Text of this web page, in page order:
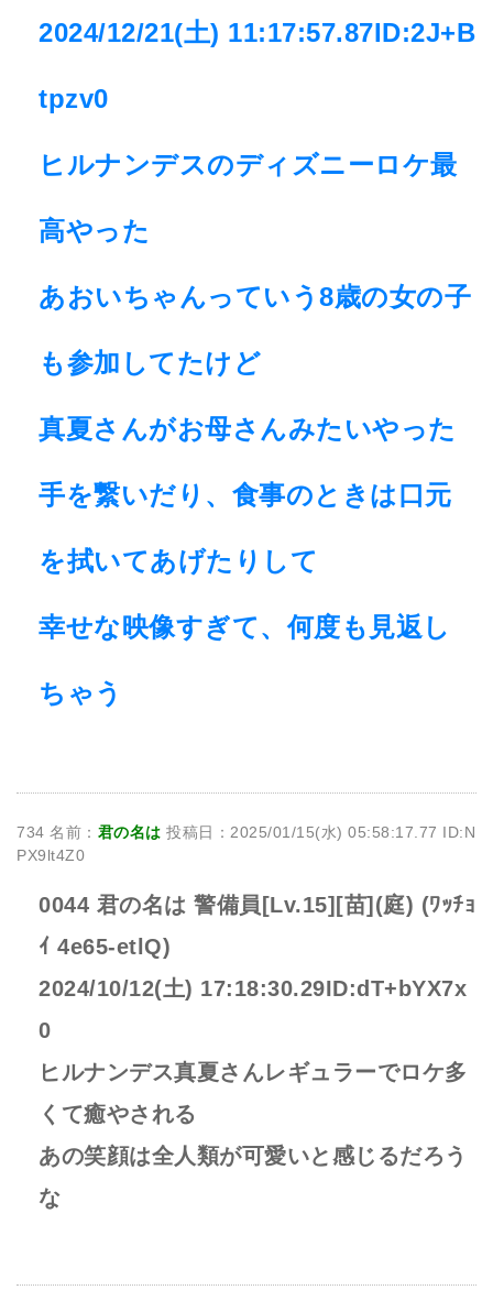
2024/12/21(土) 11:17:57.87ID:2J+B
tpzv0
ヒルナンデスのディズニーロケ最
高やった
あおいちゃんっていう8歳の女の子
も参加してたけど
真夏さんがお母さんみたいやった
手を繋いだり、食事のときは口元
を拭いてあげたりして
幸せな映像すぎて、何度も見返し
ちゃう
734 名前： 君の名は 投稿日：2025/01/15(水) 05:58:17.77 ID:N
PX9lt4Z0
0044 君の名は 警備員[Lv.15][苗](庭) (ﾜｯﾁｮ
ｲ 4e65-etlQ)
2024/10/12(土) 17:18:30.29ID:dT+bYX7x
0
ヒルナンデス真夏さんレギュラーでロケ多
くて癒やされる
あの笑顔は全人類が可愛いと感じるだろう
な